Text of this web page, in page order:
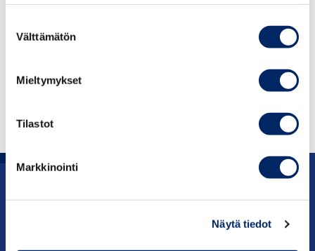
valinta
Välttämätön
Mieltymykset
Tilastot
Markkinointi
Näytä tiedot
yritysverkostoista, jotka tarjoavat yrityksille
riskeistä.
LUE TÄSTÄ
Uutishuone